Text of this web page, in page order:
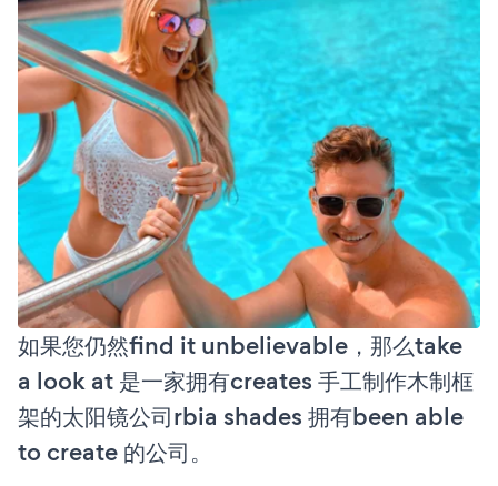
如果您仍然find it unbelievable，那么take
a look at 是一家拥有creates 手工制作木制框
架的太阳镜公司rbia shades 拥有been able
to create 的公司。